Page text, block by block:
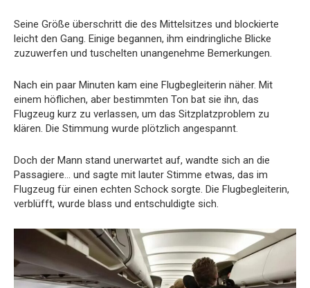
Seine Größe überschritt die des Mittelsitzes und blockierte
leicht den Gang. Einige begannen, ihm eindringliche Blicke
zuzuwerfen und tuschelten unangenehme Bemerkungen.
Nach ein paar Minuten kam eine Flugbegleiterin näher. Mit
einem höflichen, aber bestimmten Ton bat sie ihn, das
Flugzeug kurz zu verlassen, um das Sitzplatzproblem zu
klären. Die Stimmung wurde plötzlich angespannt.
Doch der Mann stand unerwartet auf, wandte sich an die
Passagiere… und sagte mit lauter Stimme etwas, das im
Flugzeug für einen echten Schock sorgte. Die Flugbegleiterin,
verblüfft, wurde blass und entschuldigte sich.